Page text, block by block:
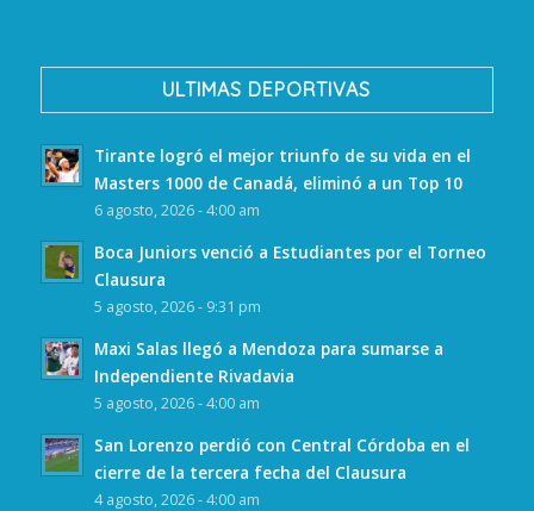
ULTIMAS DEPORTIVAS
Tirante logró el mejor triunfo de su vida en el
Masters 1000 de Canadá, eliminó a un Top 10
6 agosto, 2026 - 4:00 am
Boca Juniors venció a Estudiantes por el Torneo
Clausura
5 agosto, 2026 - 9:31 pm
Maxi Salas llegó a Mendoza para sumarse a
Independiente Rivadavia
5 agosto, 2026 - 4:00 am
San Lorenzo perdió con Central Córdoba en el
cierre de la tercera fecha del Clausura
4 agosto, 2026 - 4:00 am